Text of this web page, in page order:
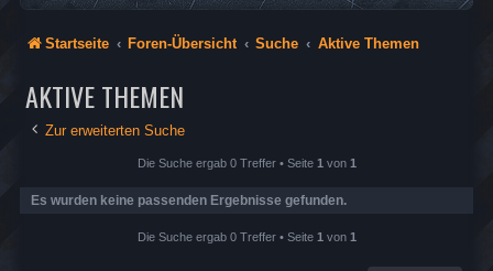
Startseite Foren-Übersicht Suche Aktive Themen
AKTIVE THEMEN
Zur erweiterten Suche
Die Suche ergab 0 Treffer • Seite 1 von 1
Es wurden keine passenden Ergebnisse gefunden.
Die Suche ergab 0 Treffer • Seite 1 von 1